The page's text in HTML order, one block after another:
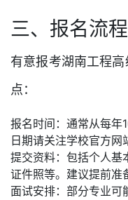
三、报名流
有意报考湖南工程
点：
报名时间：通常从每年
日期请关注学校官方网
提交资料：包括个人基
证件照等。建议提前准
面试安排：部分专业可